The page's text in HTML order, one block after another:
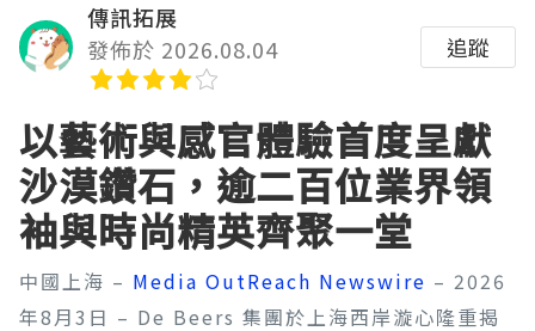
傳訊拓展
發佈於 2026.08.04
追蹤
以藝術與感官體驗首度呈獻
沙漠鑽石，逾二百位業界領
袖與時尚精英齊聚一堂
中國上海 – Media OutReach Newswire – 2026
年8月3日 – De Beers 集團於上海西岸漩心隆重揭